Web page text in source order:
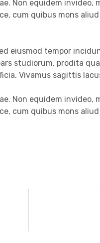
Non equidem invideo,
cum quibus mons
eiusmod tempor
studiorum, prodita
Vivamus sagittis
Non equidem invideo,
cum quibus mons